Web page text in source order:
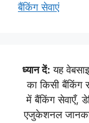
बैंकिंग सेवाएं
ध्यान दें: यह
का किसी बैंकिंग
में बैंकिंग सेवाएँ,
एजुकेशनल